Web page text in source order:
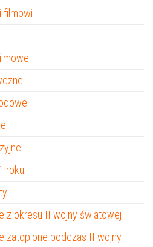
filmowi
roku
z okresu II wojny światowej
zatopione podczas II wojny